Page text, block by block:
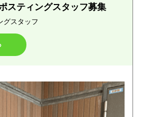
スティングスタッフ募集
グスタッフ